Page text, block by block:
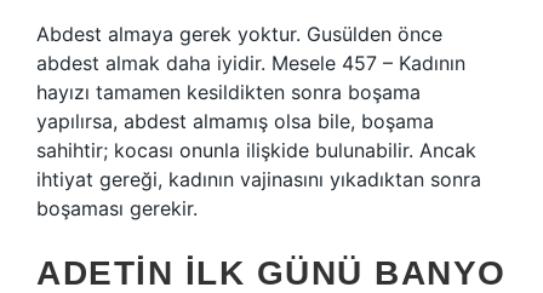
Abdest almaya gerek yoktur. Gusülden önce
abdest almak daha iyidir. Mesele 457 – Kadının
hayızı tamamen kesildikten sonra boşama
yapılırsa, abdest almamış olsa bile, boşama
sahihtir; kocası onunla ilişkide bulunabilir. Ancak
ihtiyat gereği, kadının vajinasını yıkadıktan sonra
boşaması gerekir.
ADETIN ILK GÜNÜ BANYO